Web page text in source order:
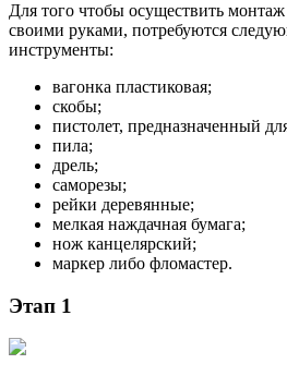
Для того чтобы осуществить
своими руками, потребуются
инструменты:
вагонка пластиковая;
скобы;
пистолет, предназначенный
пила;
дрель;
саморезы;
рейки деревянные;
мелкая наждачная бумага;
нож канцелярский;
маркер либо фломастер.
Этап 1